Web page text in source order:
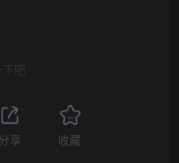
吧
分享 收藏